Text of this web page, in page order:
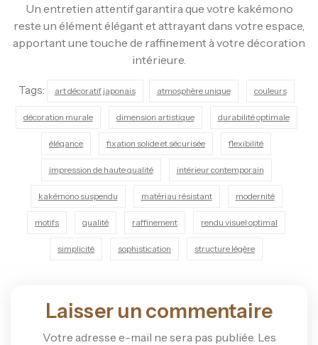
Un entretien attentif garantira que votre kakémono
reste un élément élégant et attrayant dans votre espace,
apportant une touche de raffinement à votre décoration
intérieure.
Tags: art décoratif japonais atmosphère unique couleurs
décoration murale dimension artistique durabilité optimale
élégance fixation solide et sécurisée flexibilité
impression de haute qualité intérieur contemporain
kakémono suspendu matériau résistant modernité
motifs qualité raffinement rendu visuel optimal
simplicité sophistication structure légère
Laisser un commentaire
Votre adresse e-mail ne sera pas publiée. Les